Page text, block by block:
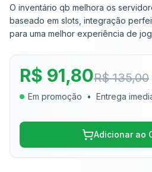
O inventário qb melhora os
baseado em slots, integração
para uma melhor experiência de
R$ 91,80R$ 135,00
Em promoção • Entrega
Adicionar ao